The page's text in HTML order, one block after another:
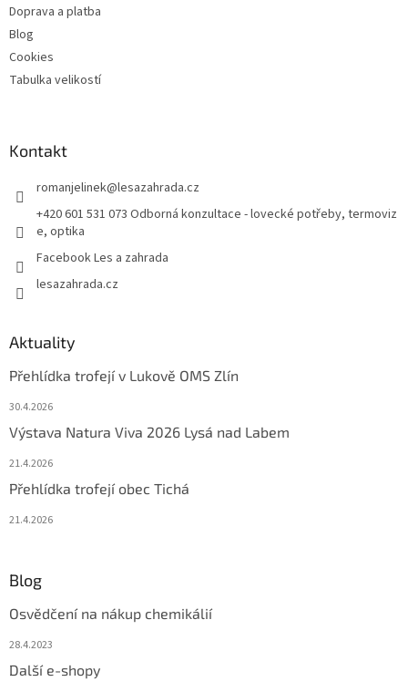
Doprava a platba
Blog
Cookies
Tabulka velikostí
Kontakt
romanjelinek@lesazahrada.cz
+420 601 531 073 Odborná konzultace - lovecké potřeby, termoviz
e, optika
Facebook Les a zahrada
lesazahrada.cz
Aktuality
Přehlídka trofejí v Lukově OMS Zlín
30.4.2026
Výstava Natura Viva 2026 Lysá nad Labem
21.4.2026
Přehlídka trofejí obec Tichá
21.4.2026
Blog
Osvědčení na nákup chemikálií
28.4.2023
Další e-shopy